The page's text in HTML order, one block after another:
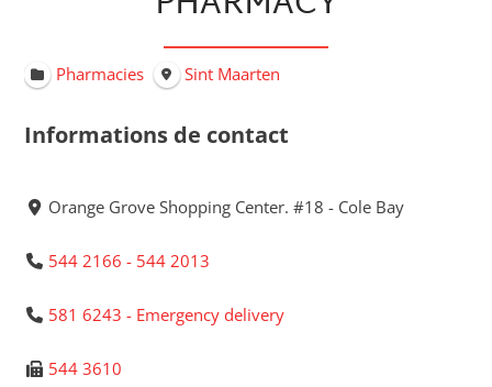
Pharmacies Sint Maarten
Informations de contact
Orange Grove Shopping Center. #18 - Cole Bay
544 2166 - 544 2013
581 6243 - Emergency delivery
544 3610